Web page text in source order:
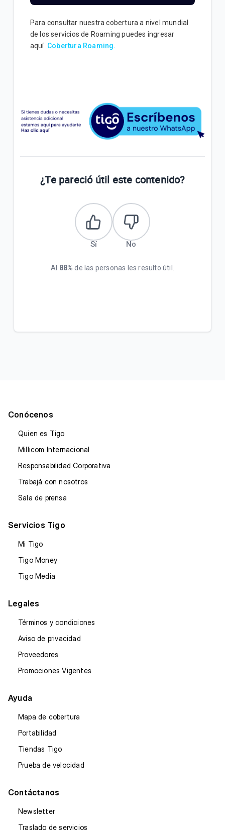
Para consultar nuestra cobertura a nivel mundial
de los servicios de Roaming puedes ingresar
aquí Cobertura Roaming.
¿Te pareció útil este contenido?
Sí No
Al 88% de las personas les resulto útil.
Conócenos
Quien es Tigo
Millicom Internacional
Responsabilidad Corporativa
Trabajá con nosotros
Sala de prensa
Servicios Tigo
Mi Tigo
Tigo Money
Tigo Media
Legales
Términos y condiciones
Aviso de privacidad
Proveedores
Promociones Vigentes
Ayuda
Mapa de cobertura
Portabilidad
Tiendas Tigo
Prueba de velocidad
Contáctanos
Newsletter
Traslado de servicios